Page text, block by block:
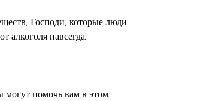
Господи, которые люди
алкоголя навсегда.
могут помочь вам в этом.